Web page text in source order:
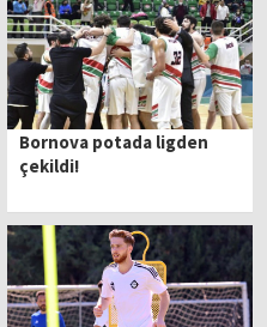
Bornova potada ligden
çekildi!